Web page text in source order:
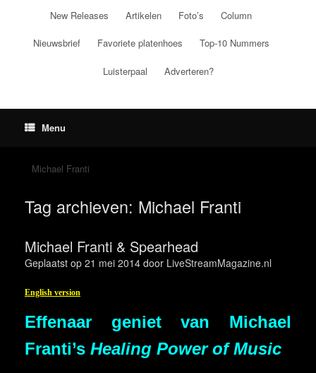
New Releases Artikelen Foto’s Column
Nieuwsbrief Favoriete platenhoes Top-10 Nummers
Luisterpaal Adverteren?
Menu
Michael Franti
Tag archieven: Michael Franti
Michael Franti & Spearhead
Geplaatst op 21 mei 2014 door LiveStreamMagazine.nl
English version
Effenaar geniet van Michael
Franti’s Healing Power of Music